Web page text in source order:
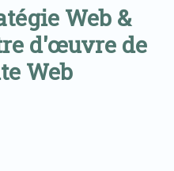
Web &
d'œuvre de
Web